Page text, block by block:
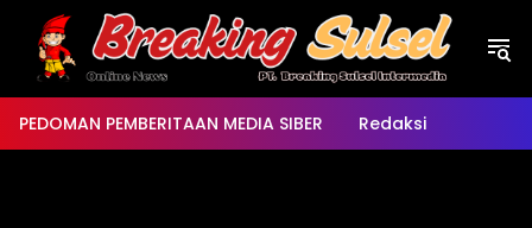
Langsung
konten
PEDOMAN PEMBERITAAN MEDIA SIBER Redaksi